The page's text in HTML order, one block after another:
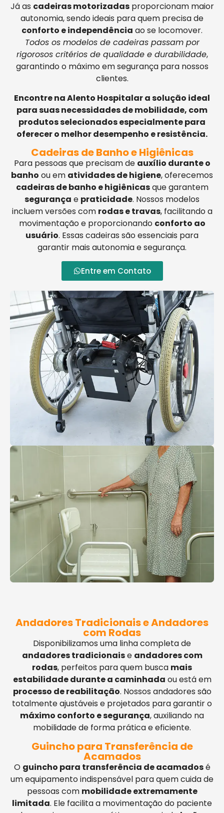
Já as cadeiras motorizadasproporcionam maior
autonomia, sendo ideais para quem precisa de
conforto e independência ao se locomover.
Todos os modelos de cadeiras passam por
rigorosos critérios de qualidade e durabilidade,
garantindo o máximo em segurança para nossos
clientes.
Encontre na Alento Hospitalar a solução ideal
para suas necessidades de mobilidade, com
produtos selecionados especialmente para
oferecer o melhor desempenho e resistência.
Cadeiras de Banho e Higiênicas
Para pessoas que precisam de auxílio durante o
banho ou em atividades de higiene, oferecemos
cadeiras de banho e higiênicasque garantem
segurança e praticidade. Nossos modelos
incluem versões com rodas e travas, facilitando a
movimentação e proporcionando conforto ao
usuário. Essas cadeiras são essenciais para
garantir mais autonomia e segurança.
Entre em Contato
Andadores Tradicionais e Andadores
com Rodas
Disponibilizamos uma linha completa de
andadores tradicionaise andadores com
rodas, perfeitos para quem busca mais
estabilidade durante a caminhada ou está em
processo de reabilitação. Nossos andadores são
totalmente ajustáveis e projetados para garantir o
máximo conforto e segurança, auxiliando na
mobilidade de forma prática e eficiente.
Guincho para Transferência de
Acamados
O guincho para transferência de acamadosé
um equipamento indispensável para quem cuida de
pessoas com mobilidade extremamente
limitada. Ele facilita a movimentação do paciente